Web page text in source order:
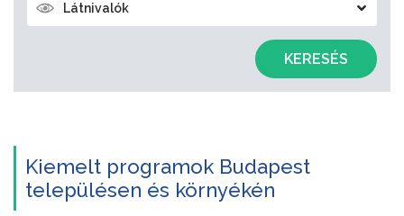
Látnivalók
KERESÉS
Kiemelt programok Budapest
településen és környékén